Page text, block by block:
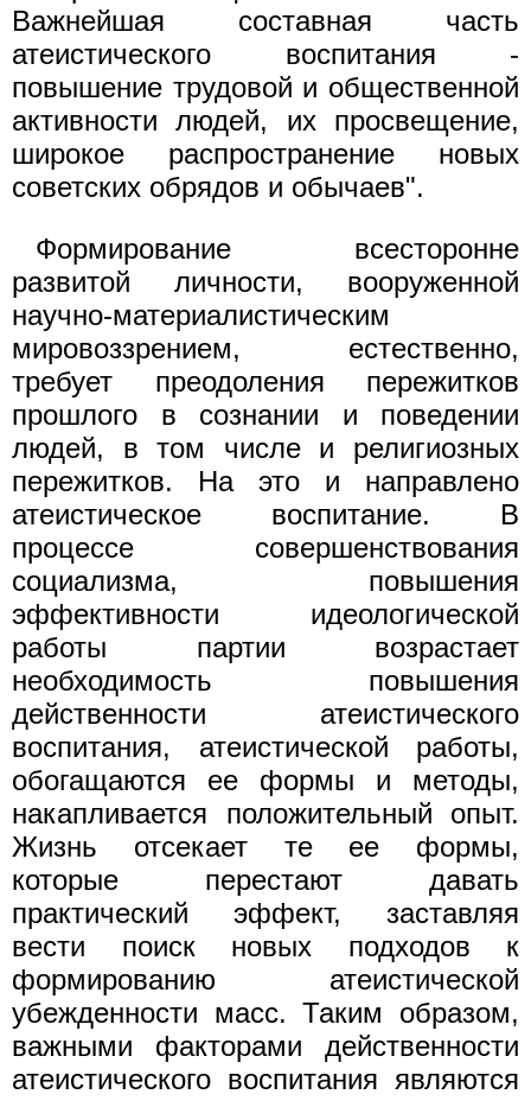
Важнейшая составная часть
атеистического воспитания -
повышение трудовой и общественной
активности людей, их просвещение,
широкое распространение новых
советских обрядов и обычаев".
Формирование всесторонне
развитой личности, вооруженной
научно-материалистическим
мировоззрением, естественно,
требует преодоления пережитков
прошлого в сознании и поведении
людей, в том числе и религиозных
пережитков. На это и направлено
атеистическое воспитание. В
процессе совершенствования
социализма, повышения
эффективности идеологической
работы партии возрастает
необходимость повышения
действенности атеистического
воспитания, атеистической работы,
обогащаются ее формы и методы,
накапливается положительный опыт.
Жизнь отсекает те ее формы,
которые перестают давать
практический эффект, заставляя
вести поиск новых подходов к
формированию атеистической
убежденности масс. Таким образом,
важными факторами действенности
атеистического воспитания являются